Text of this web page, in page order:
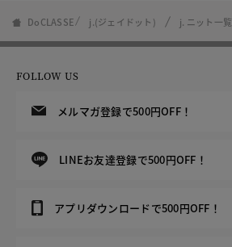
DoCLASSE j.(ジェイドット) j. ニット一覧
FOLLOW US
メルマガ登録で500円OFF！
LINEお友達登録で500円OFF！
アプリダウンロードで500円OFF！